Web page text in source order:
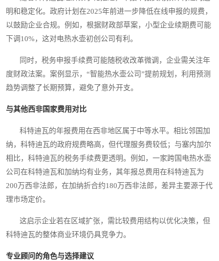
明和稳定化。政府计划在2025年前进一步降低在线申报的规费，
以鼓励企业合规。例如，根据财政部草案，小型企业续期费可能
下调10%，这对电热水壶初创公司有利。
同时，税务申报手续费可能随税收改革微调，企业需关注年
度财政法案。案例显示，“智能热水壶公司”提前规划，利用预测
趋势调整了长期预算，避免了意外开支。
与其他西非国家费用对比
科特迪瓦的年报费用在西非地区属于中等水平。相比邻国加
纳，科特迪瓦的政府规费略高，但代理服务费较低；与塞内加尔
相比，科特迪瓦的税务手续费更透明。例如，一家跨国电热水壶
公司在科特迪瓦和加纳均有业务，其年报总费用在科特迪瓦为
200万西非法郎，在加纳折合约180万西非法郎，差异主要源于代
理市场定价。
这启示企业若在区域扩张，需比较费用结构以优化决策，但
科特迪瓦的整体商业环境仍具竞争力。
专业顾问的角色与选择建议